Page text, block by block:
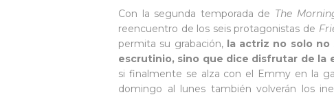
Con la segunda temporada de The
reencuentro de los seis protagonistas de
permita su grabación, la actriz no solo
escrutinio, sino que dice disfrutar de la
si finalmente se alza con el Emmy en la
domingo al lunes también volverán los